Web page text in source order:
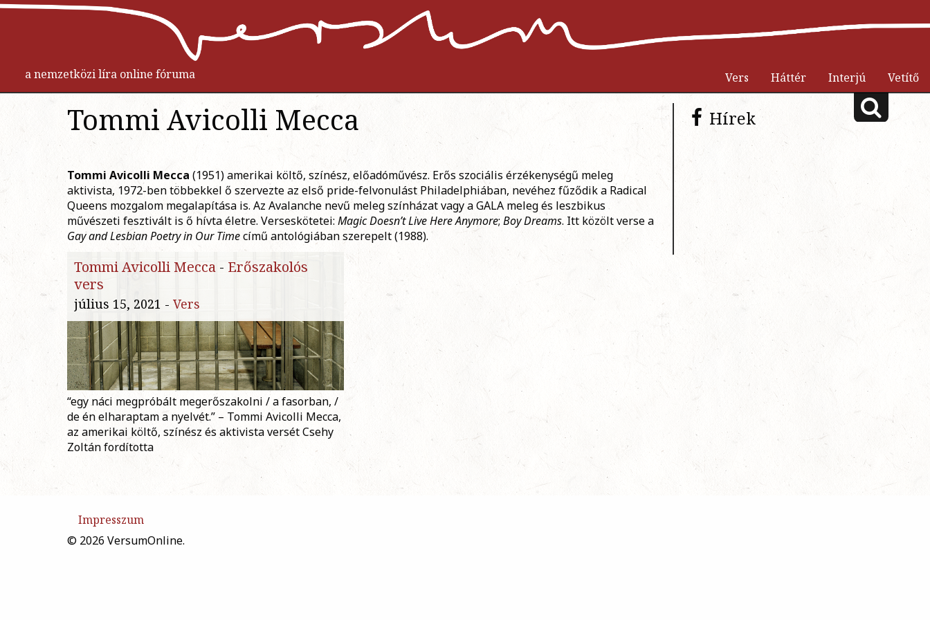
a nemzetközi líra online fóruma Vers Háttér Interjú Vetítő
Tommi Avicolli Mecca
Tommi Avicolli Mecca (1951) amerikai költő, színész, előadóművész. Erős szociális érzékenységű meleg
aktivista, 1972-ben többekkel ő szervezte az első pride-felvonulást Philadelphiában, nevéhez fűződik a Radical
Queens mozgalom megalapítása is. Az Avalanche nevű meleg színházat vagy a GALA meleg és leszbikus
művészeti fesztivált is ő hívta életre. Verseskötetei: Magic Doesn’t Live Here Anymore; Boy Dreams. Itt közölt verse a
Gay and Lesbian Poetry in Our Timecímű antológiában szerepelt (1988).
Tommi Avicolli Mecca - Erőszakolós
vers
július 15, 2021 - Vers
“egy náci megpróbált megerőszakolni / a fasorban, /
de én elharaptam a nyelvét.” – Tommi Avicolli Mecca,
az amerikai költő, színész és aktivista versét Csehy
Zoltán fordította
Hírek
Impresszum
© 2026 VersumOnline.